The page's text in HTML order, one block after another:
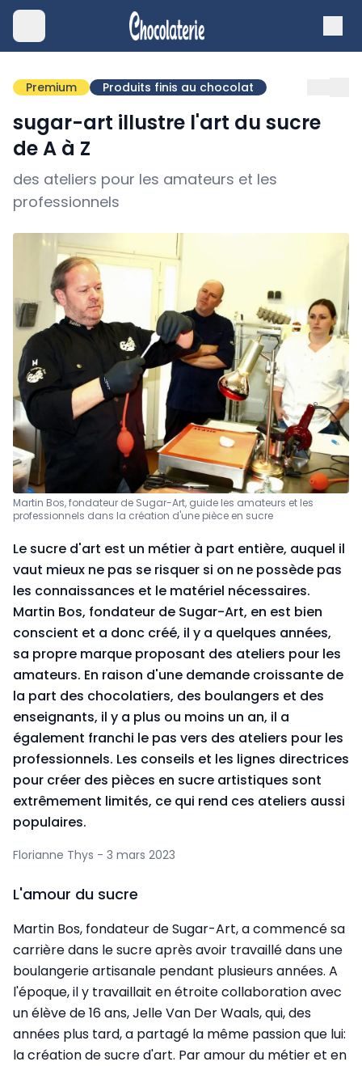
Premium Produits finis au chocolat
sugar-art illustre l'art du sucre
de A à Z
des ateliers pour les amateurs et les
professionnels
Martin Bos, fondateur de Sugar-Art, guide les amateurs et les
professionnels dans la création d'une pièce en sucre
Le sucre d'art est un métier à part entière, auquel il
vaut mieux ne pas se risquer si on ne possède pas
les connaissances et le matériel nécessaires.
Martin Bos, fondateur de Sugar-Art, en est bien
conscient et a donc créé, il y a quelques années,
sa propre marque proposant des ateliers pour les
amateurs. En raison d'une demande croissante de
la part des chocolatiers, des boulangers et des
enseignants, il y a plus ou moins un an, il a
également franchi le pas vers des ateliers pour les
professionnels. Les conseils et les lignes directrices
pour créer des pièces en sucre artistiques sont
extrêmement limités, ce qui rend ces ateliers aussi
populaires.
Florianne Thys - 3 mars 2023
L'amour du sucre
Martin Bos, fondateur de Sugar-Art, a commencé sa
carrière dans le sucre après avoir travaillé dans une
boulangerie artisanale pendant plusieurs années. A
l'époque, il y travaillait en étroite collaboration avec
un élève de 16 ans, Jelle Van Der Waals, qui, des
années plus tard, a partagé la même passion que lui:
la création de sucre d'art. Par amour du métier et en